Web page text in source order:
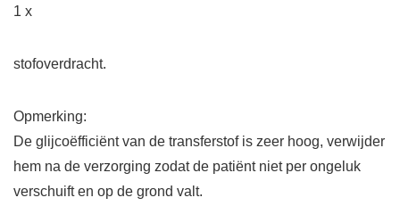
1 x
stofoverdracht.
Opmerking:
De glijcoëfficiënt van de transferstof is zeer hoog, verwijder
hem na de verzorging zodat de patiënt niet per ongeluk
verschuift en op de grond valt.